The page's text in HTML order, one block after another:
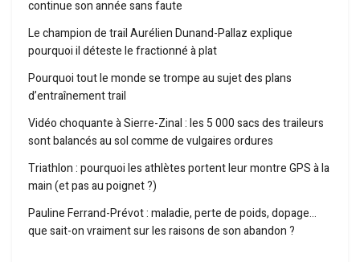
continue son année sans faute
Le champion de trail Aurélien Dunand-Pallaz explique
pourquoi il déteste le fractionné à plat
Pourquoi tout le monde se trompe au sujet des plans
d’entraînement trail
Vidéo choquante à Sierre-Zinal : les 5 000 sacs des traileurs
sont balancés au sol comme de vulgaires ordures
Triathlon : pourquoi les athlètes portent leur montre GPS à la
main (et pas au poignet ?)
Pauline Ferrand-Prévot : maladie, perte de poids, dopage…
que sait-on vraiment sur les raisons de son abandon ?